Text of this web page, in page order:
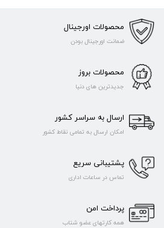
محصولات اورجینال
ضمانت اورجینال بودن
محصولات بروز
جدیدترین های دنیا
ارسال به سراسر کشور
امکان ارسال به تمامی نقاط کشور
پشتیبانی سریع
تماس در ساعات اداری
پرداخت امن
همه کارتهای عضو شتاب